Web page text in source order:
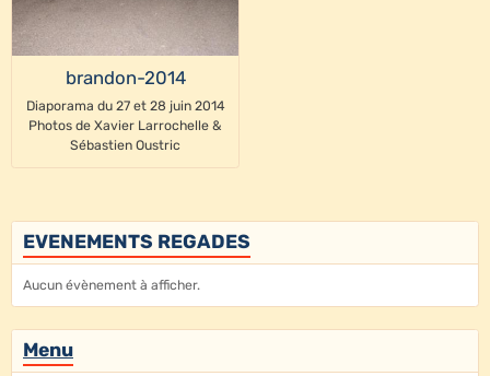
brandon-2014
Diaporama du 27 et 28 juin 2014
Photos de Xavier Larrochelle &
Sébastien Oustric
EVENEMENTS REGADES
Aucun évènement à afficher.
Menu